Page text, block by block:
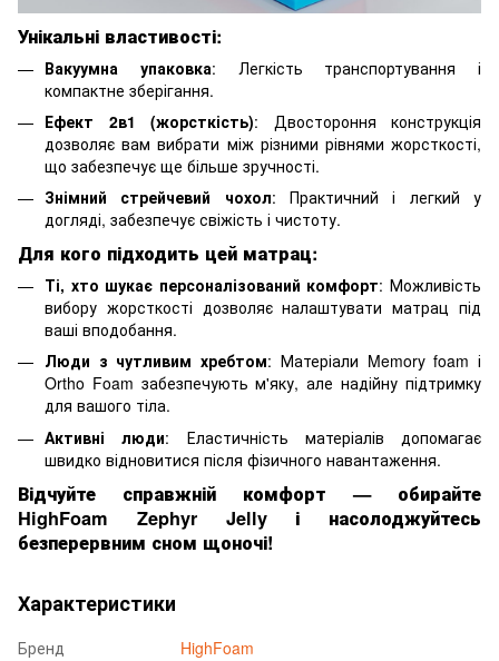
Унікальні властивості:
Вакуумна упаковка: Легкість транспортування і
компактне зберігання.
Ефект 2в1 (жорсткість): Двостороння конструкція
дозволяє вам вибрати між різними рівнями жорсткості,
що забезпечує ще більше зручності.
Знімний стрейчевий чохол: Практичний і легкий у
догляді, забезпечує свіжість і чистоту.
Для кого підходить цей матрац:
Ті, хто шукає персоналізований комфорт: Можливість
вибору жорсткості дозволяє налаштувати матрац під
ваші вподобання.
Люди з чутливим хребтом: Матеріали Memory foam і
Ortho Foam забезпечують м'яку, але надійну підтримку
для вашого тіла.
Активні люди: Еластичність матеріалів допомагає
швидко відновитися після фізичного навантаження.
Відчуйте справжній комфорт — обирайте
HighFoam Zephyr Jelly і насолоджуйтесь
безперервним сном щоночі!
Характеристики
Бренд
HighFoam